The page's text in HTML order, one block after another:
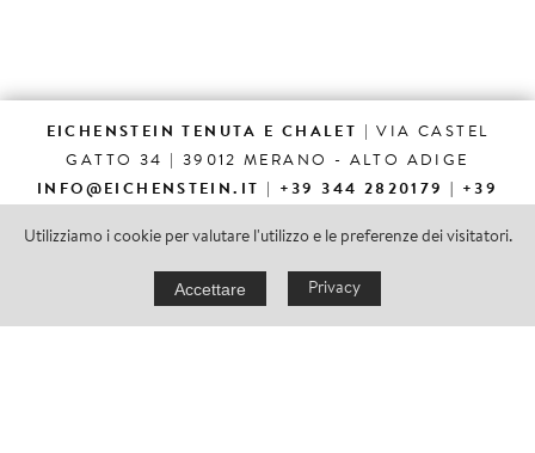
Utilizziamo i cookie per valutare l'utilizzo e le preferenze dei visitatori.
Accettare Privacy
EICHENSTEIN TENUTA E CHALET
| VIA CASTEL
GATTO 34 | 39012 MERANO - ALTO ADIGE
INFO @ EICHENSTEIN.IT +39 344 2820179
+39